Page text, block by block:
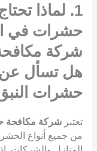
1. لماذا
هل تسأل عن
حشرات
تعتبر شركة مكافحة
من جميع أنواع